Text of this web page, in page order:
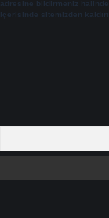
adresine bildirmeniz
içerisinde sitemizden